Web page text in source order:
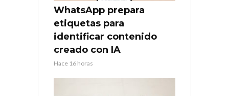
WhatsApp prepara
etiquetas para
identificar contenido
creado con IA
Hace 16 horas